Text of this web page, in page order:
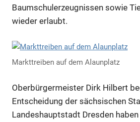
Baumschulerzeugnissen sowie
wieder erlaubt.
Markttreiben auf dem Alaunplatz
Oberbürgermeister Dirk Hilbert
Entscheidung der sächsischen
Landeshauptstadt Dresden